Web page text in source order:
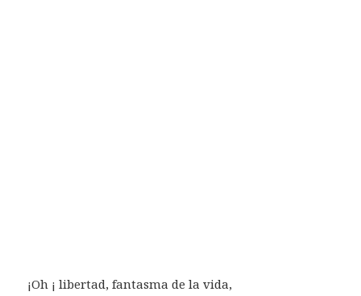
¡Oh ¡ libertad, fantasma de la vida,